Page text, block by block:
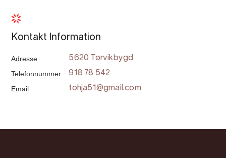
Kontakt Information
Adresse 5620 Tørvikbygd
Telefonnummer 918 78 542
Email tohja51@gmail.com